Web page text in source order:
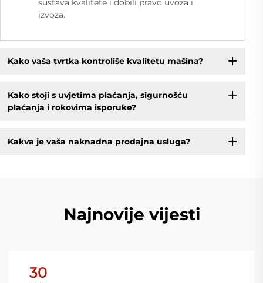
sustava kvalitete i dobili pravo uvoza i
izvoza.
Kako vaša tvrtka kontroliše kvalitetu mašina?
Kako stoji s uvjetima plaćanja, sigurnošću
plaćanja i rokovima isporuke?
Kakva je vaša naknadna prodajna usluga?
Najnovije vijesti
30